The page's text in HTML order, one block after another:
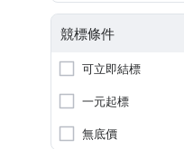
競標條件
可立即結標
一元起標
無底價